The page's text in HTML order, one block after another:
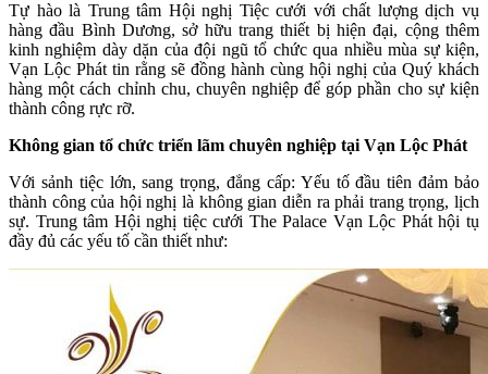
Tự hào là Trung tâm Hội nghị Tiệc cưới với chất lượng dịch vụ
hàng đầu Bình Dương, sở hữu trang thiết bị hiện đại, cộng thêm
kinh nghiệm dày dặn của đội ngũ tổ chức qua nhiều mùa sự kiện,
Vạn Lộc Phát tin rằng sẽ đồng hành cùng hội nghị của Quý khách
hàng một cách chỉnh chu, chuyên nghiệp để góp phần cho sự kiện
thành công rực rỡ.
Không gian tổ chức triển lãm chuyên nghiệp tại Vạn Lộc Phát
Với sảnh tiệc lớn, sang trọng, đẳng cấp: Yếu tố đầu tiên đảm bảo
thành công của hội nghị là không gian diễn ra phải trang trọng, lịch
sự. Trung tâm Hội nghị tiệc cưới The Palace Vạn Lộc Phát hội tụ
đầy đủ các yếu tố cần thiết như: